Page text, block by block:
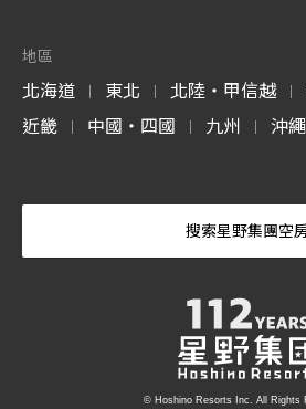
地區
北海道 | 東北 | 北陸・甲信越 |
近畿 | 中國・四國 | 九州 | 沖繩
搜索星野集團空
© Hoshino Resorts Inc. All Rights